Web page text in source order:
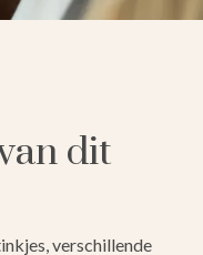
dit
verschillende